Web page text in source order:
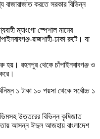
করতে সরকার বিভিন্ন
ম্যাংগো স্পেশাল নামের
রাজশাহী-ঢাকা রুটে। যা
হয়। রহনপুর থেকে চাঁপাইনবাবগঞ্জ ও
১ টাকা ১০ পয়সা থেকে সর্বোচ্চ ১
উত্তরের বিভিন্ন কৃষিজাত
আসন্ন ঈদুল আজহায় বাংলাদেশ